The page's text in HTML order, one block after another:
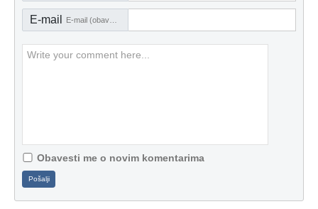
E-mail
Obavesti me o novim komentarima
Pošalji